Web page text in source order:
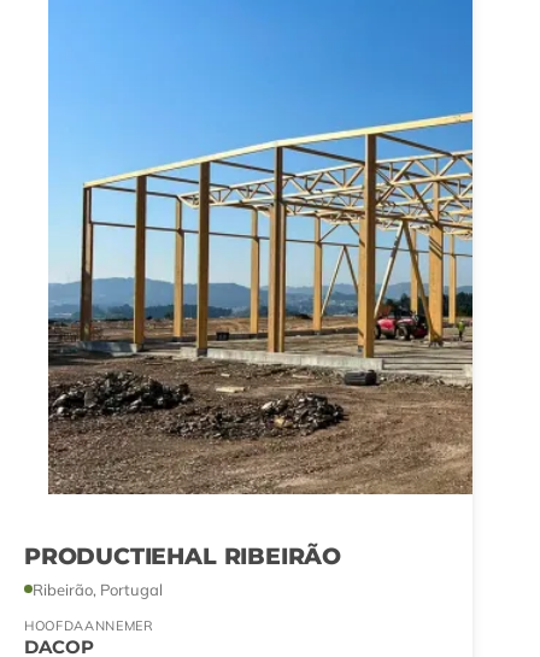
PRODUCTIEHAL RIBEIRÃO
Ribeirão, Portugal
HOOFDAANNEMER
DACOP